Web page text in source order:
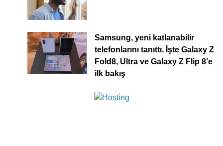
Samsung, yeni katlanabilir
telefonlarını tanıttı. İşte Galaxy Z
Fold8, Ultra ve Galaxy Z Flip 8’e
ilk bakış